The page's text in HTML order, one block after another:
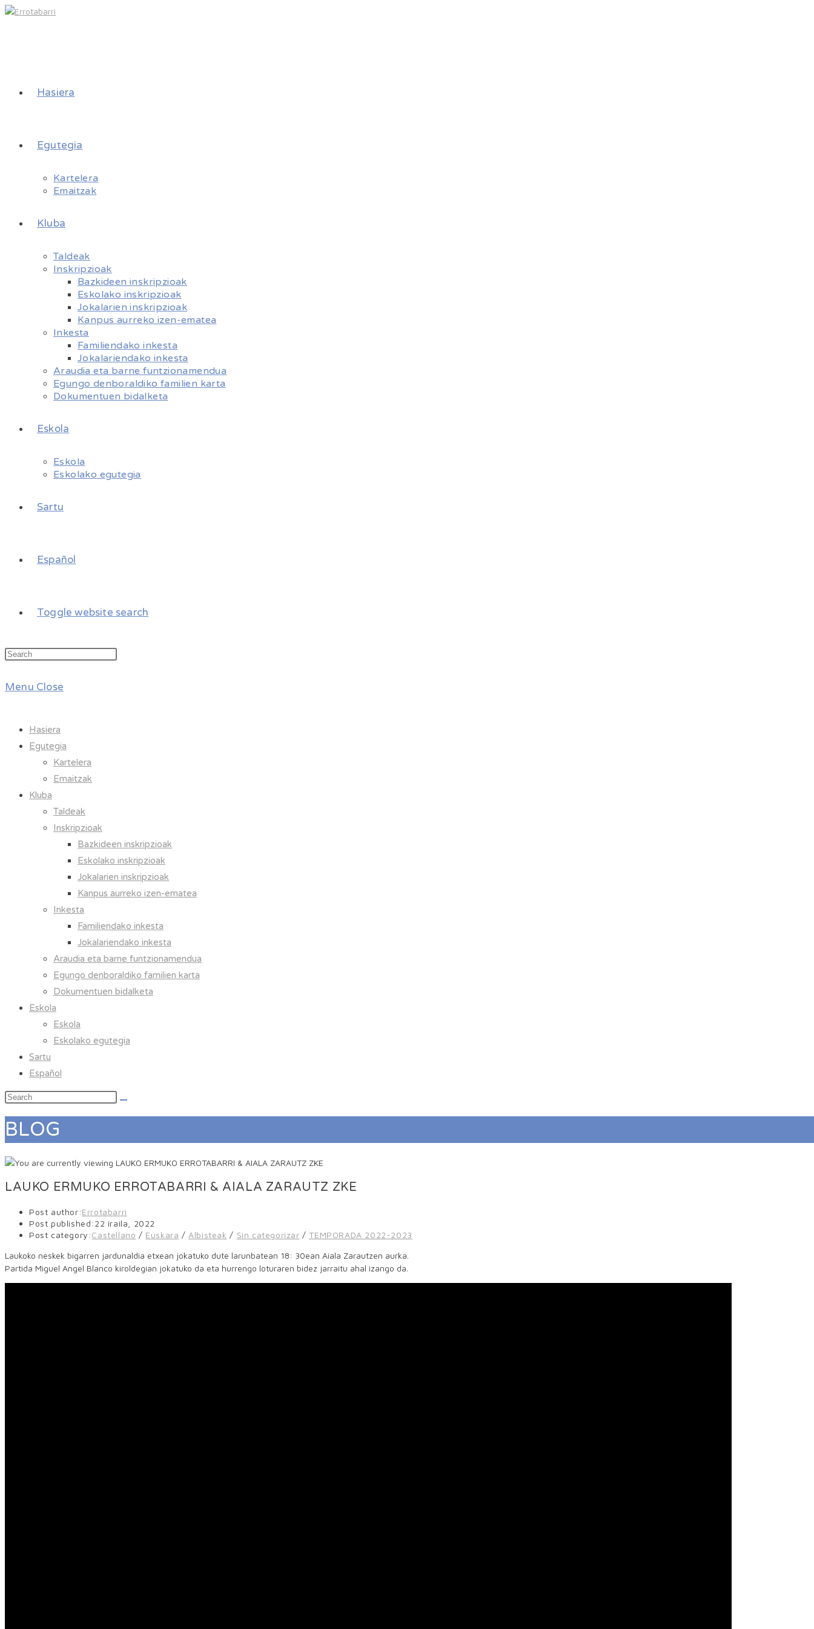
Hasiera
Egutegia
Kartelera
Emaitzak
Kluba
Taldeak
Inskripzioak
Bazkideen inskripzioak
Eskolako inskripzioak
Jokalarien inskripzioak
Kanpus aurreko izen-ematea
Inkesta
Familiendako inkesta
Jokalariendako inkesta
Araudia eta barne funtzionamendua
Egungo denboraldiko familien karta
Dokumentuen bidalketa
Eskola
Eskola
Eskolako egutegia
Sartu
Español
Toggle website search
Menu Close
Hasiera
Egutegia
Kartelera
Emaitzak
Kluba
Taldeak
Inskripzioak
Bazkideen inskripzioak
Eskolako inskripzioak
Jokalarien inskripzioak
Kanpus aurreko izen-ematea
Inkesta
Familiendako inkesta
Jokalariendako inkesta
Araudia eta barne funtzionamendua
Egungo denboraldiko familien karta
Dokumentuen bidalketa
Eskola
Eskola
Eskolako egutegia
Sartu
Español
BLOG
LAUKO ERMUKO ERROTABARRI & AIALA ZARAUTZ ZKE
Post author:Errotabarri
Post published: 22 iraila, 2022
Post category:Castellano / Euskara / Albisteak / Sin categorizar / TEMPORADA 2022-2023
Laukoko neskek bigarren jardunaldia etxean jokatuko dute larunbatean 18: 30ean Aiala Zarautzen aurka.
Partida Miguel Angel Blanco kiroldegian jokatuko da eta hurrengo loturaren bidez jarraitu ahal izango da.